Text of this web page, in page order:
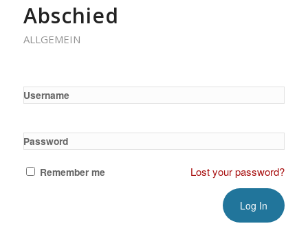
Abschied
ALLGEMEIN
Username
Password
Remember me Lost your password?